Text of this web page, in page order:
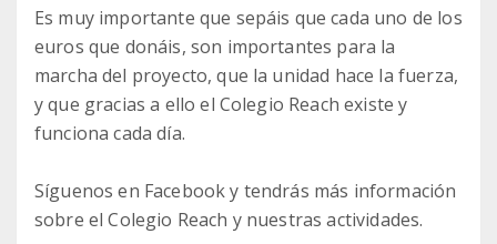
Es muy importante que sepáis que cada uno de los
euros que donáis, son importantes para la
marcha del proyecto, que la unidad hace la fuerza,
y que gracias a ello el Colegio Reach existe y
funciona cada día.
Síguenos en Facebook y tendrás más información
sobre el Colegio Reach y nuestras actividades.